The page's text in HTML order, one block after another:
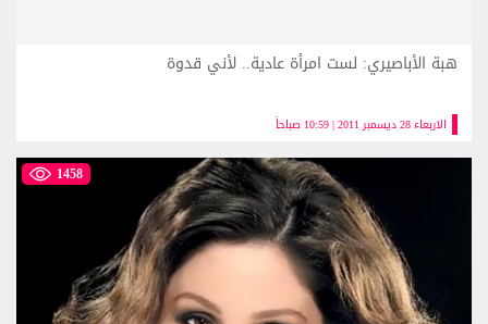
الاربعاء 28 ديسمبر 2011 | 10:59 صباحاً
هبة الأباصيري: لست امرأة عادية.. لأني قدوة
1458